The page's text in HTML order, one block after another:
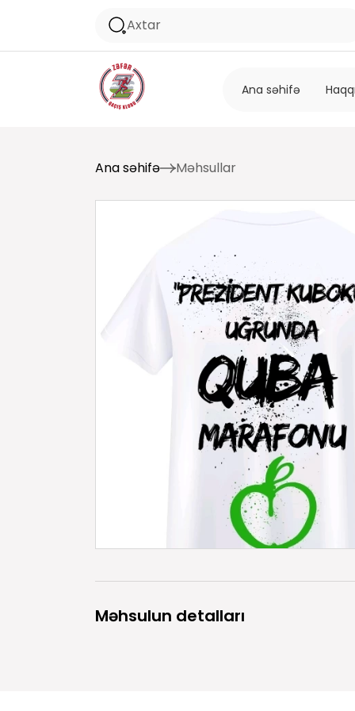
Ana səhifə
Ana səhifə Məhsullar
Məhsulun detalları